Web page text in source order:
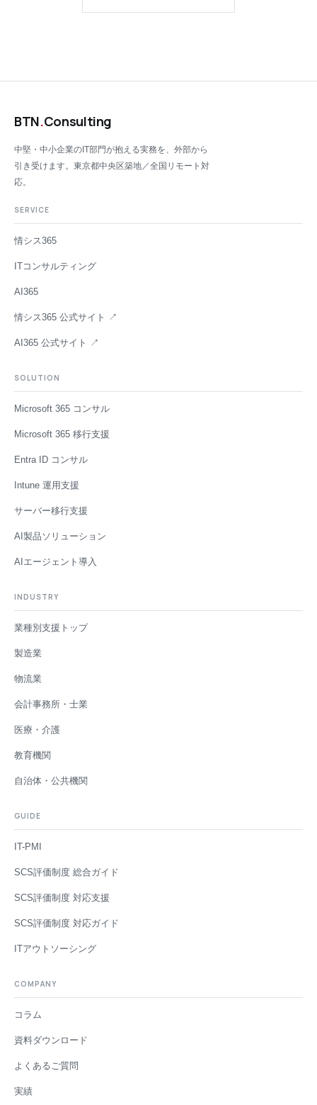
BTN.Consulting
中堅・中小企業のIT部門が抱える実務を、外部から
引き受けます。東京都中央区築地／全国リモート対
応。
SERVICE
情シス365
ITコンサルティング
AI365
情シス365 公式サイト ↗
AI365 公式サイト ↗
SOLUTION
Microsoft 365 コンサル
Microsoft 365 移行支援
Entra ID コンサル
Intune 運用支援
サーバー移行支援
AI製品ソリューション
AIエージェント導入
INDUSTRY
業種別支援トップ
製造業
物流業
会計事務所・士業
医療・介護
教育機関
自治体・公共機関
GUIDE
IT-PMI
SCS評価制度 総合ガイド
SCS評価制度 対応支援
SCS評価制度 対応ガイド
ITアウトソーシング
COMPANY
コラム
資料ダウンロード
よくあるご質問
実績